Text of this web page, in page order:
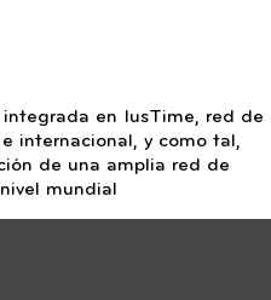
en IusTime, red de
internacional, y como tal,
de una amplia red de
mundial